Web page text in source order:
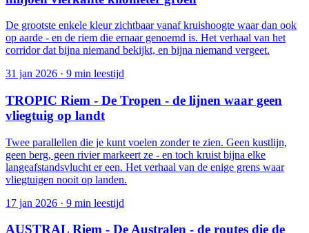
De grootste enkele kleur zichtbaar vanaf kruishoogte waar dan ook
op aarde - en de riem die ernaar genoemd is. Het verhaal van het
corridor dat bijna niemand bekijkt, en bijna niemand vergeet.
31 jan 2026 · 9 min leestijd
TROPIC Riem - De Tropen - de lijnen waar geen
vliegtuig op landt
Twee parallellen die je kunt voelen zonder te zien. Geen kustlijn,
geen berg, geen rivier markeert ze - en toch kruist bijna elke
langeafstandsvlucht er een. Het verhaal van de enige grens waar
vliegtuigen nooit op landen.
17 jan 2026 · 9 min leestijd
AUSTRAL Riem - De Australen - de routes die de